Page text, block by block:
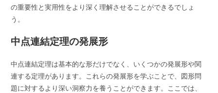
の重要性と実用性をより深く理解させることができるでしょ
う。
中点連結定理の発展形
中点連結定理は基本的な形だけでなく、いくつかの発展形や関
連する定理があります。これらの発展形を学ぶことで、図形問
題に対するより深い洞察力を養うことができます。ここでは、